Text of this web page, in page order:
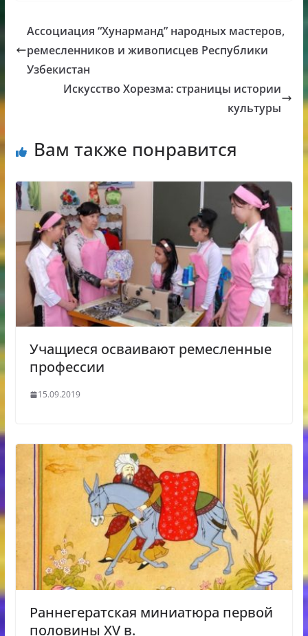
Ассоциация “Хунарманд” народных мастеров,
ремесленников и живописцев Республики
Узбекистан
Искусство Хорезма: страницы истории
культуры
Вам также понравится
Учащиеся осваивают ремесленные
профессии
15.09.2019
Раннегератская миниатюра первой
половины ХV в.